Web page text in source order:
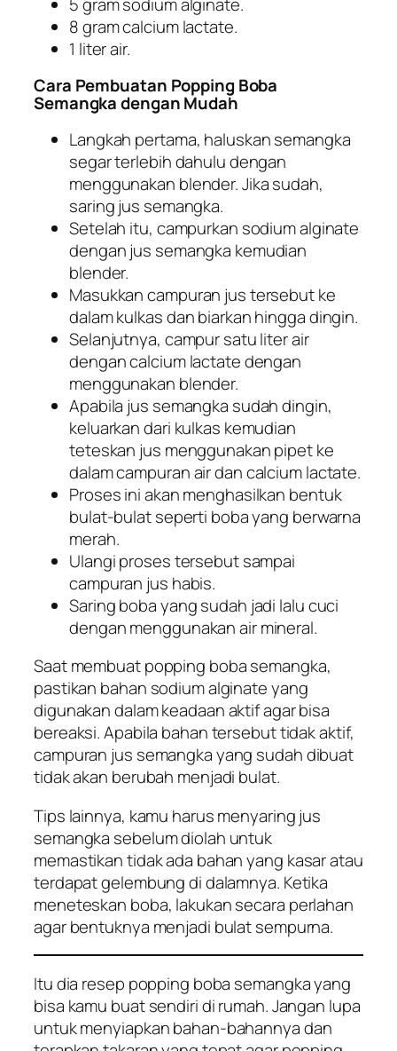
8 gram calcium lactate.
1 liter air.
Cara Pembuatan Popping Boba
Semangka dengan Mudah
Langkah pertama, haluskan semangka
segar terlebih dahulu dengan
menggunakan blender. Jika sudah,
saring jus semangka.
Setelah itu, campurkan sodium alginate
dengan jus semangka kemudian
blender.
Masukkan campuran jus tersebut ke
dalam kulkas dan biarkan hingga dingin.
Selanjutnya, campur satu liter air
dengan calcium lactate dengan
menggunakan blender.
Apabila jus semangka sudah dingin,
keluarkan dari kulkas kemudian
teteskan jus menggunakan pipet ke
dalam campuran air dan calcium lactate.
Proses ini akan menghasilkan bentuk
bulat-bulat seperti boba yang berwarna
merah.
Ulangi proses tersebut sampai
campuran jus habis.
Saring boba yang sudah jadi lalu cuci
dengan menggunakan air mineral.
Saat membuat popping boba semangka,
pastikan bahan sodium alginate yang
digunakan dalam keadaan aktif agar bisa
bereaksi. Apabila bahan tersebut tidak aktif,
campuran jus semangka yang sudah dibuat
tidak akan berubah menjadi bulat.
Tips lainnya, kamu harus menyaring jus
semangka sebelum diolah untuk
memastikan tidak ada bahan yang kasar atau
terdapat gelembung di dalamnya. Ketika
meneteskan boba, lakukan secara perlahan
agar bentuknya menjadi bulat sempurna.
Itu dia resep popping boba semangka yang
bisa kamu buat sendiri di rumah. Jangan lupa
untuk menyiapkan bahan-bahannya dan